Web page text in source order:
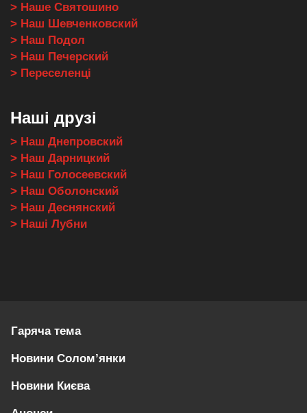
> Наше Святошино
> Наш Шевченковский
> Наш Подол
> Наш Печерский
> Переселенці
Наші друзі
> Наш Днепровский
> Наш Дарницкий
> Наш Голосеевский
> Наш Оболонский
> Наш Деснянский
> Наші Лубни
Гаряча тема
Новини Солом’янки
Новини Києва